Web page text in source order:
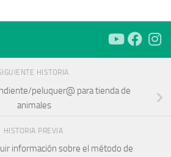
HISTORIA
peluquer@ para tienda de
animales
HISTORIA PREVIA
información sobre el método de